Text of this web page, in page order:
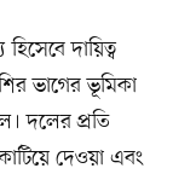
দায়িত্ব
ভাগের ভূমিকা
দলের প্রতি
দেওয়া এবং